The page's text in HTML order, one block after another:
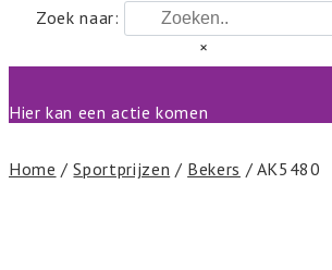
Zoek naar:
×
Hier kan een actie komen
Home /Sportprijzen / Bekers / AK5480